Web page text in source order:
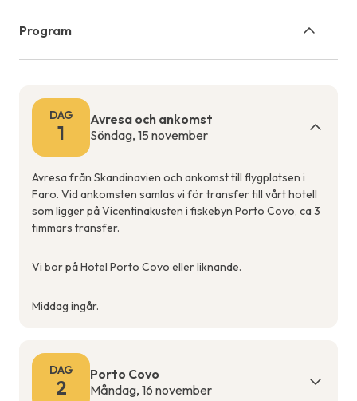
Program
DAG
1
Avresa och ankomst
Söndag, 15 november
Avresa från Skandinavien och ankomst till flygplatsen i
Faro. Vid ankomsten samlas vi för transfer till vårt hotell
som ligger på Vicentinakusten i fiskebyn Porto Covo, ca 3
timmars transfer.
Vi bor påHotel Porto Covo eller liknande.
Middag ingår.
DAG
2
Porto Covo
Måndag, 16 november